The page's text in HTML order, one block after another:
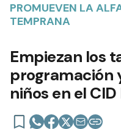
PROMUEVEN LA
TEMPRANA
Empiezan los
programación
niños en el CID